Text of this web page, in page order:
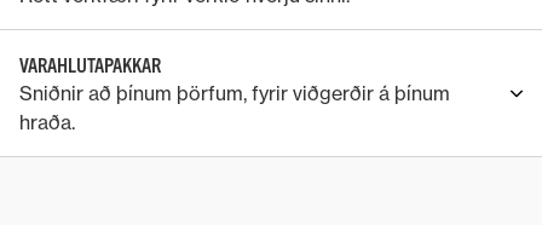
VARAHLUTAPAKKAR
Sniðnir að þínum þörfum, fyrir viðgerðir á þínum
hraða.